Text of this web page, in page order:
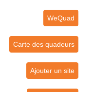
WeQuad
Carte des quadeurs
Ajouter un site